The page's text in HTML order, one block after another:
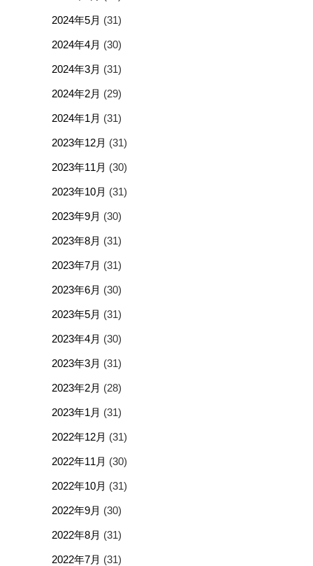
2024年5月 (31)
2024年4月 (30)
2024年3月 (31)
2024年2月 (29)
2024年1月 (31)
2023年12月 (31)
2023年11月 (30)
2023年10月 (31)
2023年9月 (30)
2023年8月 (31)
2023年7月 (31)
2023年6月 (30)
2023年5月 (31)
2023年4月 (30)
2023年3月 (31)
2023年2月 (28)
2023年1月 (31)
2022年12月 (31)
2022年11月 (30)
2022年10月 (31)
2022年9月 (30)
2022年8月 (31)
2022年7月 (31)